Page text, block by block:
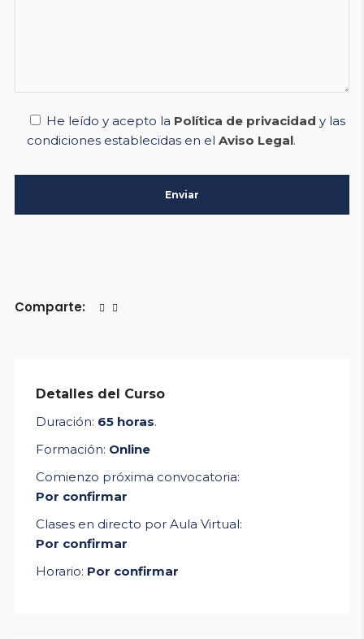
He leído y acepto la Política de privacidad y las
condiciones establecidas en el Aviso Legal.
Comparte:
Detalles del Curso
Duración: 65 horas.
Formación: Online
Comienzo próxima convocatoria:
Por confirmar
Clases en directo por Aula Virtual:
Por confirmar
Horario: Por confirmar